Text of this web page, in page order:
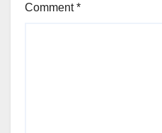
Comment*